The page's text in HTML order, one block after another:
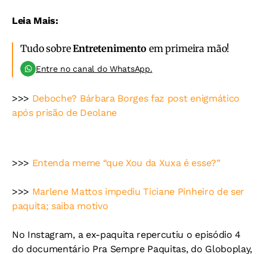
Leia Mais:
Tudo sobreEntretenimento em primeira mão!
Entre no canal do WhatsApp.
>>> Deboche? Bárbara Borges faz post enigmático
após prisão de Deolane
>>> Entenda meme “que Xou da Xuxa é esse?”
>>> Marlene Mattos impediu Ticiane Pinheiro de ser
paquita; saiba motivo
No Instagram, a ex-paquita repercutiu o episódio 4
do documentário Pra Sempre Paquitas, do Globoplay,